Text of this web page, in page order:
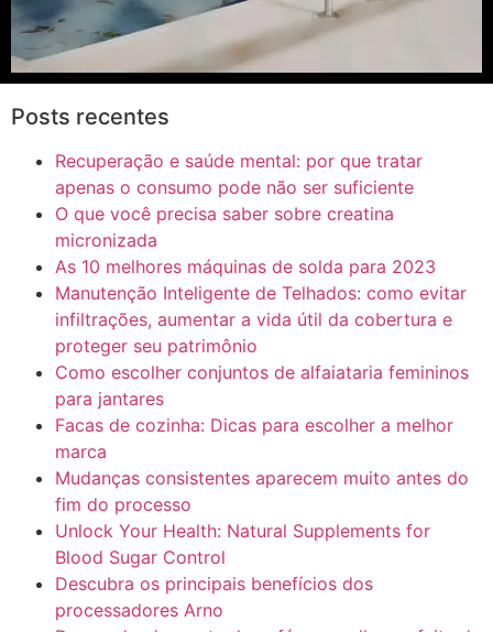
Posts recentes
Recuperação e saúde mental: por que tratar
apenas o consumo pode não ser suficiente
O que você precisa saber sobre creatina
micronizada
As 10 melhores máquinas de solda para 2023
Manutenção Inteligente de Telhados: como evitar
infiltrações, aumentar a vida útil da cobertura e
proteger seu patrimônio
Como escolher conjuntos de alfaiataria femininos
para jantares
Facas de cozinha: Dicas para escolher a melhor
marca
Mudanças consistentes aparecem muito antes do
fim do processo
Unlock Your Health: Natural Supplements for
Blood Sugar Control
Descubra os principais benefícios dos
processadores Arno